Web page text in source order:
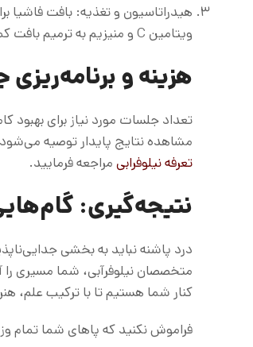
هیدراتاسیون و تغذیه: بافت فاشیا
ویتامین C و منیزیم به ترمیم بافت کمک می‌کند. برای راهنمایی بیشتر، مطلب
هزینه و
مشاهده نتایج پایدار توصیه
تعرفه نیلوفرابی مراجعه فرمایید.
نتیجه‌گیری:
درد پاشنه نباید به بخشی
متخصصان نیلوفرآبی، شما مسیری
کنار شما هستیم تا با ترکیب علم،
فراموش نکنید که پاهای شما تمام